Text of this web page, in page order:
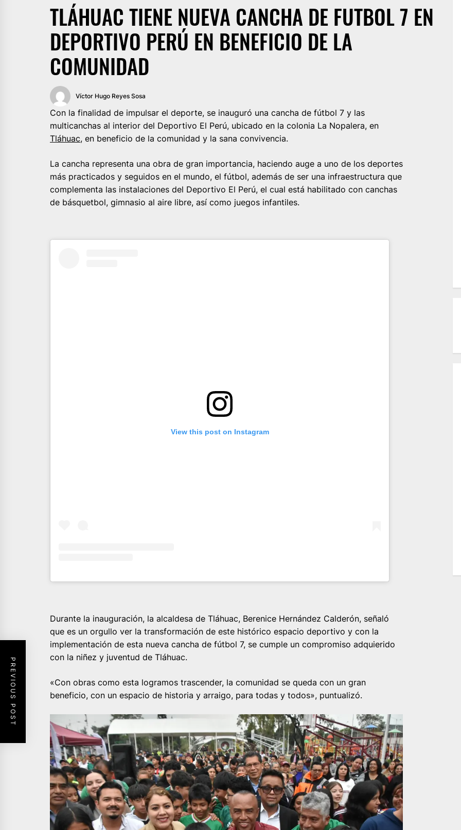
TLÁHUAC TIENE NUEVA CANCHA DE FUTBOL 7 EN
DEPORTIVO PERÚ EN BENEFICIO DE LA
COMUNIDAD
Víctor Hugo Reyes Sosa
Con la finalidad de impulsar el deporte, se inauguró una cancha de fútbol 7 y las
multicanchas al interior del Deportivo El Perú, ubicado en la colonia La Nopalera, en
Tláhuac, en beneficio de la comunidad y la sana convivencia.
La cancha representa una obra de gran importancia, haciendo auge a uno de los deportes
más practicados y seguidos en el mundo, el fútbol, además de ser una infraestructura que
complementa las instalaciones del Deportivo El Perú, el cual está habilitado con canchas
de básquetbol, gimnasio al aire libre, así como juegos infantiles.
View this post on Instagram
Durante la inauguración, la alcaldesa de Tláhuac, Berenice Hernández Calderón, señaló
que es un orgullo ver la transformación de este histórico espacio deportivo y con la
implementación de esta nueva cancha de fútbol 7, se cumple un compromiso adquierido
con la niñez y juventud de Tláhuac.
«Con obras como esta logramos trascender, la comunidad se queda con un gran
beneficio, con un espacio de historia y arraigo, para todas y todos», puntualizó.
PREVIOUS POST